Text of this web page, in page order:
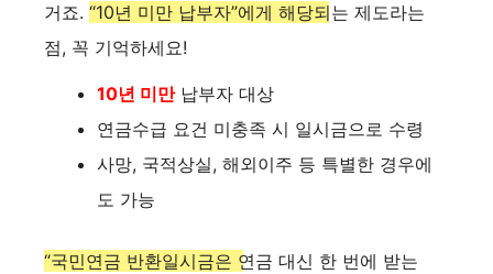
거죠. “10년 미만 납부자”에게 해당되는 제도라는
점, 꼭 기억하세요!
10년 미만납부자 대상
연금수급 요건 미충족 시 일시금으로 수령
사망, 국적상실, 해외이주 등 특별한 경우에
도 가능
“국민연금 반환일시금은 연금 대신 한 번에 받는